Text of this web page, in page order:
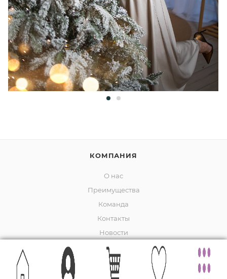
КОМПАНИЯ
О нас
Преимущества
Команда
Контакты
Новости
ИНФОРМАЦИЯ